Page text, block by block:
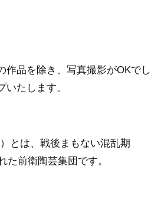
作品を除き、写真撮影がOKでし
いたします。
とは、戦後まもない混乱期
た前衛陶芸集団です。